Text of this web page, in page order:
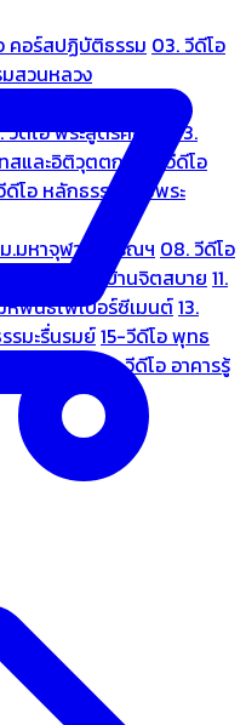
คอร์สปฏิบัติธรรม 03. วีดีโอ
มสวนหลวง
วีดีโอ พระสูตรศึกษา
03.
สและอิติวุตตกะ
05. วีดีโอ
ดีโอ หลักธรรมตามพระ
.มหาจุฬาลงกรณฯ 08. วีดีโอ
10. วีดีโอ บ้านจิตสบาย 11.
หพันธ์ไฟเบอร์ซีเมนต์13.
รมะรื่นรมย์15-วีดีโอ พุทธ
19. วีดีโอ อาคารรู้